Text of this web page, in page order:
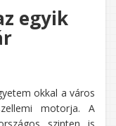
egyik
okkal a város
motorja. A
szinten is